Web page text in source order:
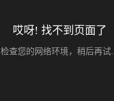
哎呀! 找不到页面了
检查您的网络环境，稍后再试...